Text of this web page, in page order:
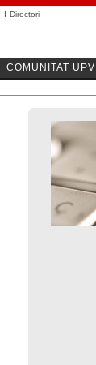
I Directori
COMUNITAT UPV